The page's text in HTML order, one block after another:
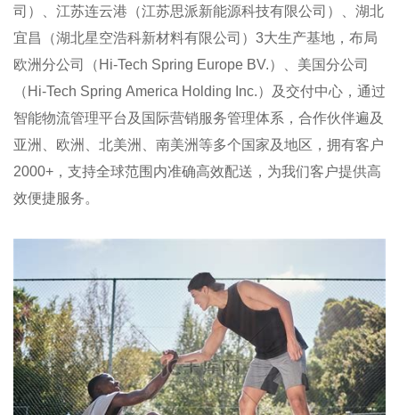
司）、江苏连云港（江苏思派新能源科技有限公司）、湖北
宜昌（湖北星空浩科新材料有限公司）3大生产基地，布局
欧洲分公司（Hi-Tech Spring Europe BV.）、美国分公司
（Hi-Tech Spring America Holding Inc.）及交付中心，通过
智能物流管理平台及国际营销服务管理体系，合作伙伴遍及
亚洲、欧洲、北美洲、南美洲等多个国家及地区，拥有客户
2000+，支持全球范围内准确高效配送，为我们客户提供高
效便捷服务。